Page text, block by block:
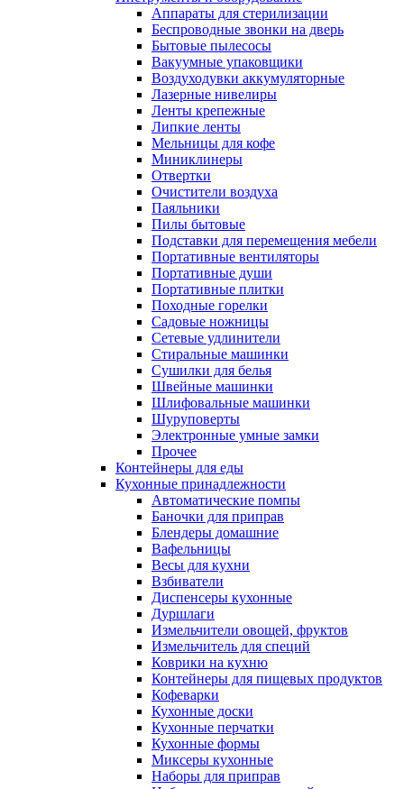
Аппараты для стерилизации
Беспроводные звонки на дверь
Бытовые пылесосы
Вакуумные упаковщики
Воздуходувки аккумуляторные
Лазерные нивелиры
Ленты крепежные
Липкие ленты
Мельницы для кофе
Миниклинеры
Отвертки
Очистители воздуха
Паяльники
Пилы бытовые
Подставки для перемещения мебели
Портативные вентиляторы
Портативные души
Портативные плитки
Походные горелки
Садовые ножницы
Сетевые удлинители
Стиральные машинки
Сушилки для белья
Швейные машинки
Шлифовальные машинки
Шуруповерты
Электронные умные замки
Прочее
Контейнеры для еды
Кухонные принадлежности
Автоматические помпы
Баночки для приправ
Блендеры домашние
Вафельницы
Весы для кухни
Взбиватели
Диспенсеры кухонные
Дуршлаги
Измельчители овощей, фруктов
Измельчитель для специй
Коврики на кухню
Контейнеры для пищевых продуктов
Кофеварки
Кухонные доски
Кухонные перчатки
Кухонные формы
Миксеры кухонные
Наборы для приправ